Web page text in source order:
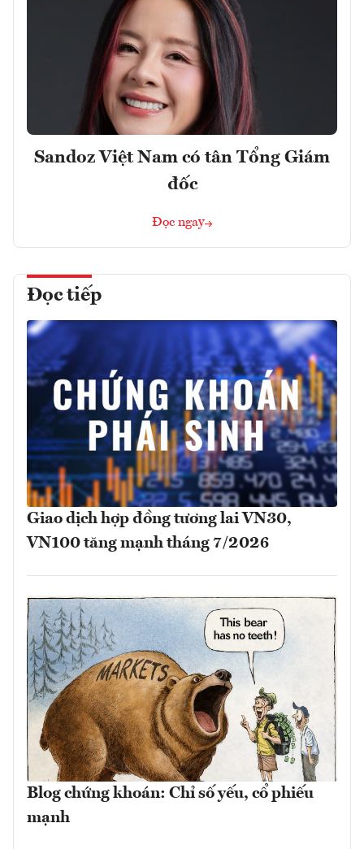
Sandoz Việt Nam có tân Tổng Giám
đốc
Đọc ngay
Đọc tiếp
Giao dịch hợp đồng tương lai VN30,
VN100 tăng mạnh tháng 7/2026
Blog chứng khoán: Chỉ số yếu, cổ phiếu
mạnh